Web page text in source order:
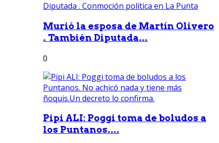
Murió la esposa de Martín Olivero
. También Diputada...
0
Pipi ALI: Poggi toma de boludos a
los Puntanos....